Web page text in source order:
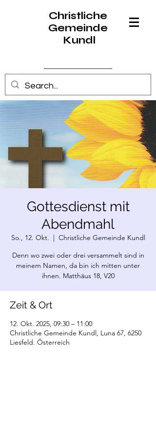
Christliche
Gemeinde
Kundl
Anmelden
Gottesdienst mit
Abendmahl
So., 12. Okt.
  |
Christliche Gemeinde Kundl
Denn wo zwei oder drei versammelt sind in
meinem Namen, da bin ich mitten unter
ihnen. Matthäus 18, V20
Zeit & Ort
12. Okt. 2025, 09:30 – 11:00
Christliche Gemeinde Kundl, Luna 67, 6250
Liesfeld, Österreich